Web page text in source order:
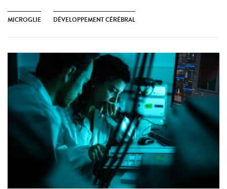
MICROGLIE DÉVELOPPEMENT CÉRÉBRAL